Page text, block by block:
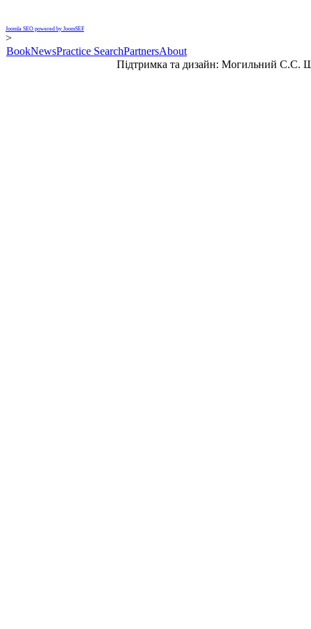
Joomla SEO powered by JoomSEF
>
BookNewsPractice SearchPartnersAbout
Підтримка та дизайн: Могильний С.С.